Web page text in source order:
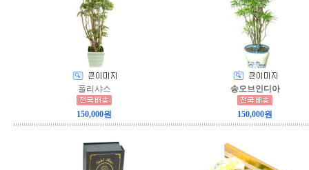
폴리샤스
150,000원
송오브인디아
150,000원